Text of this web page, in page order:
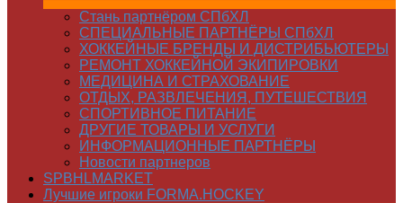
Стань партнёром СПбХЛ
СПЕЦИАЛЬНЫЕ ПАРТНЁРЫ СПбХЛ
ХОККЕЙНЫЕ БРЕНДЫ И ДИСТРИБЬЮТЕРЫ
РЕМОНТ ХОККЕЙНОЙ ЭКИПИРОВКИ
МЕДИЦИНА И СТРАХОВАНИЕ
ОТДЫХ, РАЗВЛЕЧЕНИЯ, ПУТЕШЕСТВИЯ
СПОРТИВНОЕ ПИТАНИЕ
ДРУГИЕ ТОВАРЫ И УСЛУГИ
ИНФОРМАЦИОННЫЕ ПАРТНЁРЫ
Новости партнеров
SPBHLMARKET
Лучшие игроки FORMA.HOCKEY